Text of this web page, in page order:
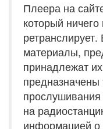
Плеера на
который
материалы,
принадлежат
на
информацией о